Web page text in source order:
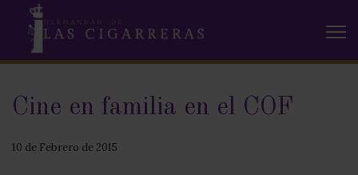
Cine en familia en el COF
10 de Febrero de 2015